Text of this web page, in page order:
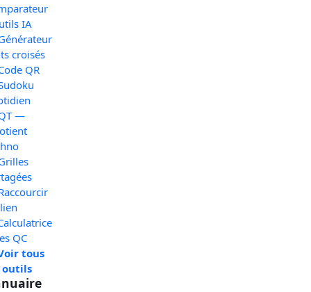
IA
croisés
QR
—
QC
tous
outils